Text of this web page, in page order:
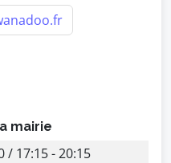
mairie
/ 17:15 - 20:15